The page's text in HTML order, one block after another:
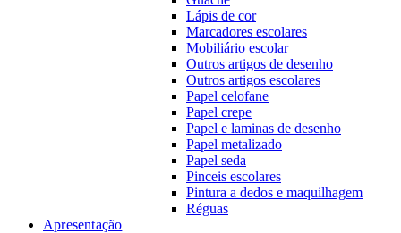
Lápis de cor
Marcadores escolares
Mobiliário escolar
Outros artigos de desenho
Outros artigos escolares
Papel celofane
Papel crepe
Papel e laminas de desenho
Papel metalizado
Papel seda
Pinceis escolares
Pintura a dedos e maquilhagem
Réguas
Apresentação